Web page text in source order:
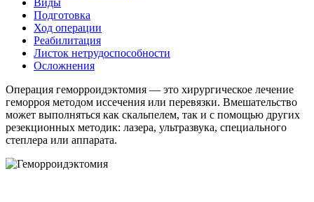
Подготовка
Ход операции
Реабилитация
Листок нетрудоспособности
Осложнения
Операция геморроидэктомия — это хирургическое лечение
геморроя методом иссечения или перевязки. Вмешательство
может выполняться как скальпелем, так и с помощью других
резекционных методик: лазера, ультразвука, специального
степлера или аппарата.